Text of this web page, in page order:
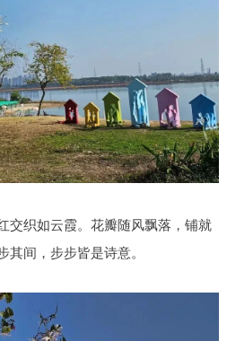
交织如云霞。花瓣随风飘落，铺就
间，步步皆是诗意。